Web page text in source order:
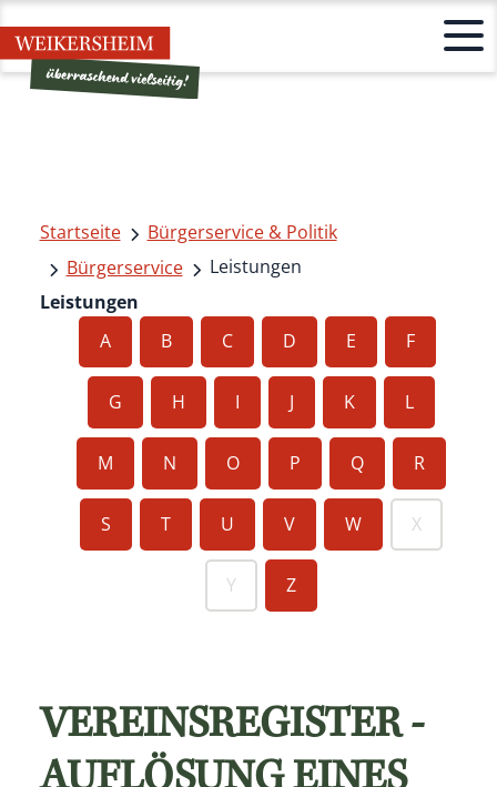
Startseite
Bürgerservice & Politik
Bürgerservice
Leistungen
Leistungen
A
B C D E F
G H I J K L
M N O P Q R
S T U V W X
Y Z
VEREINSREGISTER -